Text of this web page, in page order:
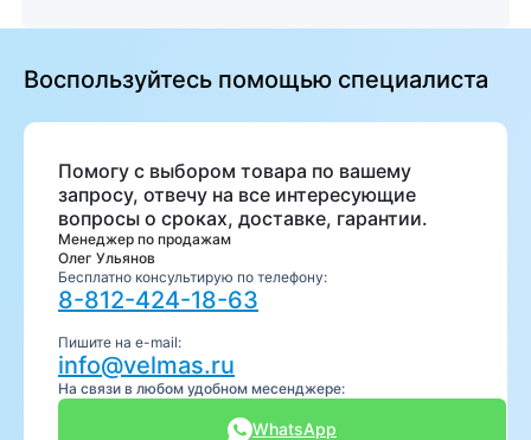
Воспользуйтесь помощью специалиста
Помогу с выбором товара по вашему
запросу, отвечу на все интересующие
вопросы о сроках, доставке, гарантии.
Менеджер по продажам
Олег Ульянов
Бесплатно консультирую по телефону:
8-812-424-18-63
Пишите на e-mail:
info@velmas.ru
На связи в любом удобном месенджере:
WhatsApp